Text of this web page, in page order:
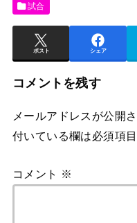
試合
ポスト シェア
コメントを残す
メールアドレスが公開
付いている欄は必須項
コメント ※